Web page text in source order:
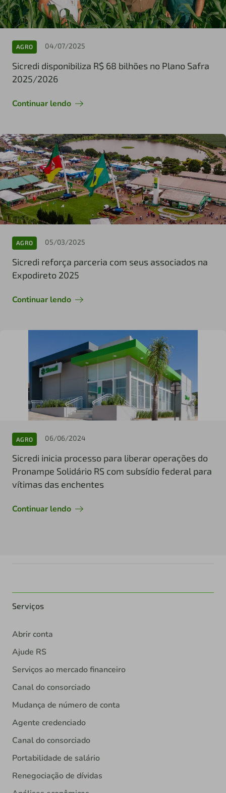
AGRO 04/07/2025
Sicredi disponibiliza R$ 68 bilhões no Plano Safra
2025/2026
Continuar lendo
AGRO 05/03/2025
Sicredi reforça parceria com seus associados na
Expodireto 2025
Continuar lendo
AGRO 06/06/2024
Sicredi inicia processo para liberar operações do
Pronampe Solidário RS com subsídio federal para
vítimas das enchentes
Continuar lendo
Serviços
Abrir conta
Ajude RS
Serviços ao mercado financeiro
Canal do consorciado
Mudança de número de conta
Agente credenciado
Canal do consorciado
Portabilidade de salário
Renegociação de dívidas